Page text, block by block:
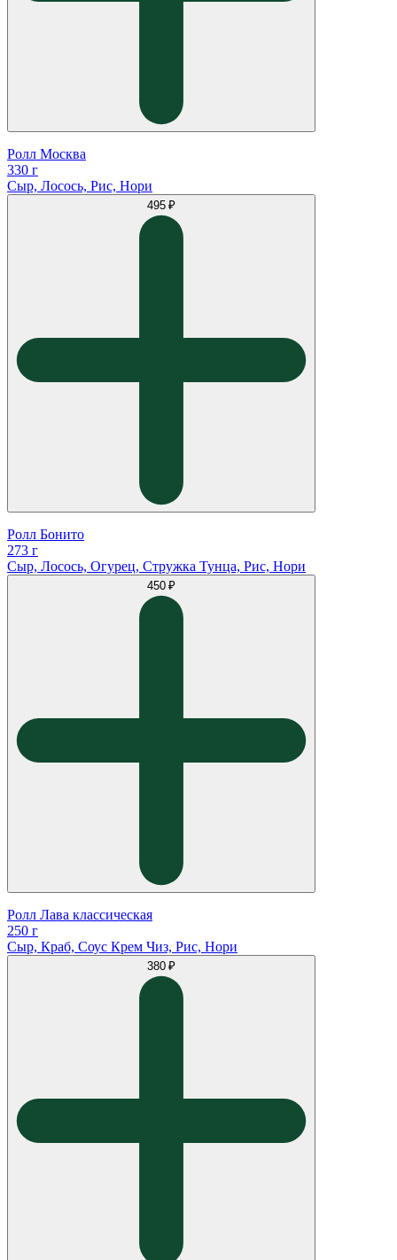
Ролл Москва
330 г
Сыр, Лосось, Рис, Нори
495 ₽
Ролл Бонито
273 г
Сыр, Лосось, Огурец, Стружка Тунца, Рис, Нори
450 ₽
Ролл Лава классическая
250 г
Сыр, Краб, Соус Крем Чиз, Рис, Нори
380 ₽